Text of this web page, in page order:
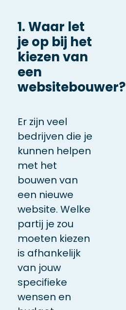
1. Waar let
je op bij het
kiezen van
een
websitebouwer?
Er zijn veel
bedrijven die je
kunnen helpen
met het
bouwen van
een nieuwe
website. Welke
partij je zou
moeten kiezen
is afhankelijk
van jouw
specifieke
wensen en